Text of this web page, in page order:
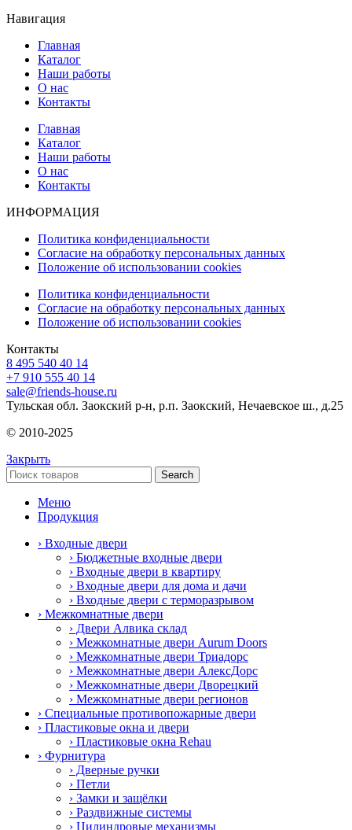
Навигация
Главная
Каталог
Наши работы
О нас
Контакты
Главная
Каталог
Наши работы
О нас
Контакты
ИНФОРМАЦИЯ
Политика конфиденциальности
Согласие на обработку персональных данных
Положение об использовании cookies
Политика конфиденциальности
Согласие на обработку персональных данных
Положение об использовании cookies
Контакты
8 495 540 40 14
+7 910 555 40 14
sale@friends-house.ru
Тульская обл. Заокский р-н, р.п. Заокский, Нечаевское ш., д.25
© 2010-2025
Закрыть
Search
Меню
Продукция
› Входные двери
› Бюджетные входные двери
› Входные двери в квартиру
› Входные двери для дома и дачи
› Входные двери с терморазрывом
› Межкомнатные двери
› Двери Алвика склад
› Межкомнатные двери Aurum Doors
› Межкомнатные двери Триадорс
› Межкомнатные двери АлексДорс
› Межкомнатные двери Дворецкий
› Межкомнатные двери регионов
› Специальные противопожарные двери
› Пластиковые окна и двери
› Пластиковые окна Rehau
› Фурнитура
› Дверные ручки
› Петли
› Замки и защёлки
› Раздвижные системы
› Цилиндровые механизмы